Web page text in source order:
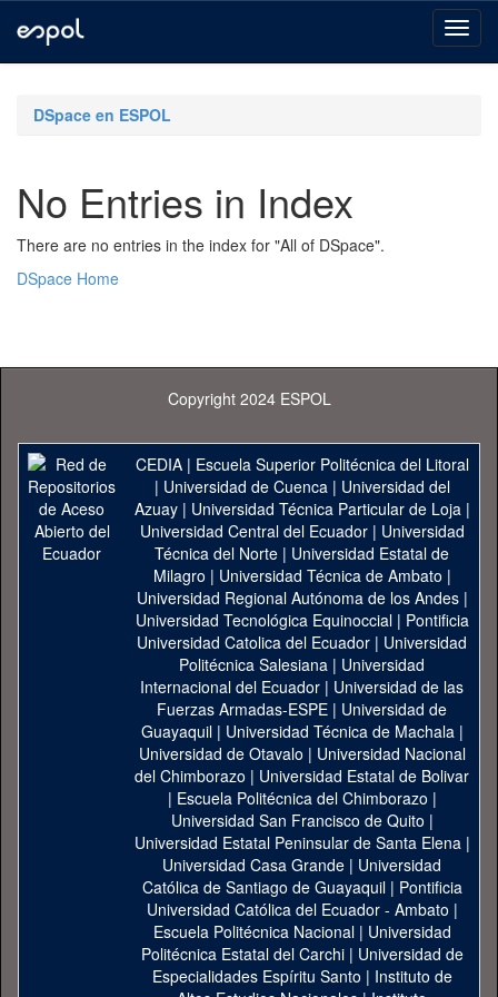
navigationDSpace en ESPOL
No Entries in Index
There are no entries in the index for "All of DSpace".
DSpace Home
Copyright 2024 ESPOL
CEDIA| Escuela Superior Politécnica del Litoral
| Universidad de Cuenca| Universidad del
Azuay| Universidad Técnica Particular de Loja|
Universidad Central del Ecuador| Universidad
Técnica del Norte | Universidad Estatal de
Milagro | Universidad Técnica de Ambato |
Universidad Regional Autónoma de los Andes|
Universidad Tecnológica Equinoccial| Pontificia
Universidad Catolica del Ecuador | Universidad
Politécnica Salesiana | Universidad
Internacional del Ecuador | Universidad de las
Fuerzas Armadas-ESPE | Universidad de
Guayaquil| Universidad Técnica de Machala|
Universidad de Otavalo | Universidad Nacional
del Chimborazo | Universidad Estatal de Bolivar
| Escuela Politécnica del Chimborazo |
Universidad San Francisco de Quito |
Universidad Estatal Peninsular de Santa Elena|
Universidad Casa Grande | Universidad
Católica de Santiago de Guayaquil| Pontificia
Universidad Católica del Ecuador - Ambato |
Escuela Politécnica Nacional| Universidad
Politécnica Estatal del Carchi| Universidad de
Especialidades Espíritu Santo | Instituto de